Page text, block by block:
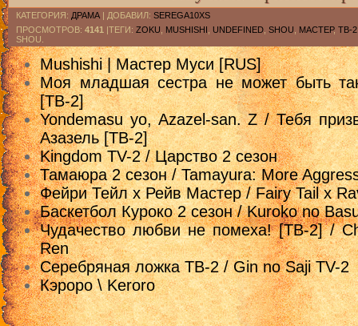
КАТЕГОРИЯ: ДРАМА | ДОБАВИЛ: SEREGA10XS
ПРОСМОТРОВ: 4141 |ТЕГИ: ZOKU MUSHISHI UNDEFINED SHOU МАСТЕР, ТВ-2
SHOU.
Mushishi | Мастер Муси [RUS]
Моя младшая сестра не может быть
[ТВ-2]
Yondemasu yo, Azazel-san. Z / Тебя
Азазель [ТВ-2]
Kingdom TV-2 / Царство 2 сезон
Тамаюра 2 сезон / Tamayura: More
Фейри Тейл x Рейв Мастер / Fairy Tail x
Баскетбол Куроко 2 сезон / Kuroko no
Чудачество любви не помеха! [ТВ-2] /
Ren
Серебряная ложка ТВ-2 / Gin no Saji TV-2
Кэроро \ Keroro